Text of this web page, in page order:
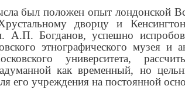
был положен опыт лондонской
дворцу и
А.П. Богданов, успешно
этнографического музея и
университета,
как временный, но
его учреждения на постоянной